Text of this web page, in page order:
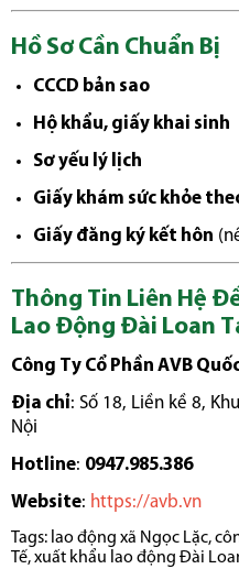
Hồ Sơ Cần Chuẩn Bị
CCCD bản sao
Hộ khẩu, giấy khai sinh
Sơ yếu lý lịch
Giấy khám sức khỏe
Giấy đăng ký kết hôn
Thông Tin Liên Hệ
Lao Động Đài Loan
Công Ty Cổ Phần AVB
Địa chỉ: Số 18, Liền kề 8,
Nội
Hotline: 0947.985.386
Website: https://avb.vn
Tags: lao động xã Ngọc Lặc,
Tế,xuất khẩu lao động Đài